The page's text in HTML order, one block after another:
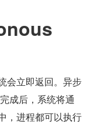
会立即返回。异步
成后，系统将通
，进程都可以执行